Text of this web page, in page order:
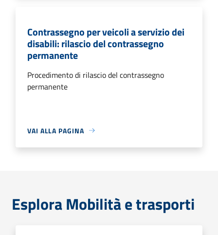
Contrassegno per veicoli a servizio dei
disabili: rilascio del contrassegno
permanente
Procedimento di rilascio del contrassegno
permanente
VAI ALLA PAGINA
Esplora Mobilità e trasporti